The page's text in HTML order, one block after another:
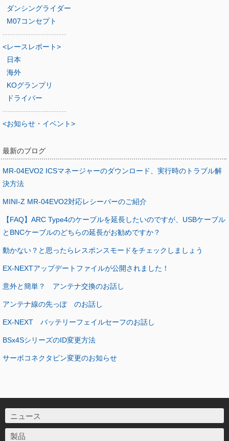
ダンシングライダー
M07コンセプト
-------------------------
<レースレポート>
日本
海外
KOグランプリ
ドライバー
-------------------------
<お知らせ・イベント>
最新のブログ
MR-04EVO2 ICSマネージャーのダウンロード、実行時のトラブル解
決方法
MINI-Z MR-04EVO2対応レシーバーのご紹介
【FAQ】ARC Type4のケーブルを延長したいのですが、USBケーブル
とBNCケーブルのどちらの延長がお勧めですか？
動かない？と思ったらレスポンスモードをチェックしましょう
EX-NEXTアップデートファイルが公開されました！
意外と簡単？ アンテナ交換のお話し
アンテナ線の先っぽ のお話し
EX-NEXT バッテリーフェイルセーフのお話し
BSx4SシリーズのID変更方法
サーボコネクタピン変更のお知らせ
ニュース
製品